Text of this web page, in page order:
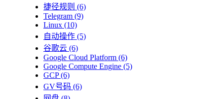
捷径规则 (6)
Telegram (9)
Linux (10)
自动操作 (5)
谷歌云 (6)
Google Cloud Platform (6)
Google Compute Engine (5)
GCP(6)
GV号码 (6)